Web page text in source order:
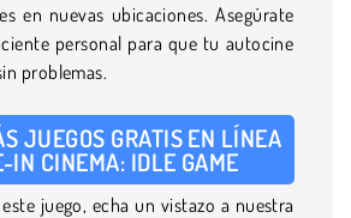
en nuevas ubicaciones. Asegúrate
personal para que tu autocine
problemas.
JUEGOS GRATIS EN LÍNEA
IN CINEMA: IDLE GAME
juego, echa un vistazo a nuestra